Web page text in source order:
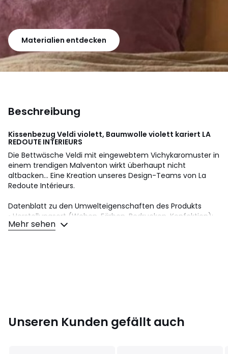
Materialien entdecken
Beschreibung
Kissenbezug Veldi violett, Baumwolle violett kariert LA
REDOUTE INTERIEURS
Die Bettwäsche Veldi mit eingewebtem Vichykaromuster in
einem trendigen Malventon wirkt überhaupt nicht
altbacken... Eine Kreation unseres Design-Teams von La
Redoute Intérieurs.
Datenblatt zu den Umwelteigenschaften des Produkts
• Herstellungsort (Weben, Färben, Bedrucken, Konfektion):
Pakistan
Mehr sehen
Unseren Kunden gefällt auch